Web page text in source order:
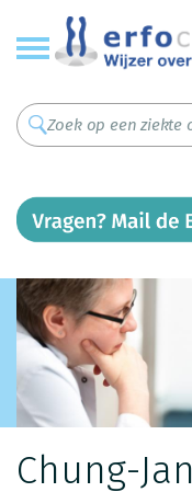
Overslaan
en
naar
inhoud
gaan
Chung-